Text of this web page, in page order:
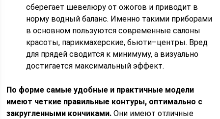
сберегает шевелюру от ожогов и приводит в
норму водный баланс. Именно такими приборами
в основном пользуются современные салоны
красоты, парикмахерские, бьюти–центры. Вред
для прядей сводится к минимуму, а визуально
достигается максимальный эффект.
По форме самые удобные и практичные модели
имеют четкие правильные контуры, оптимально с
закругленными кончиками. Они имеют отличные